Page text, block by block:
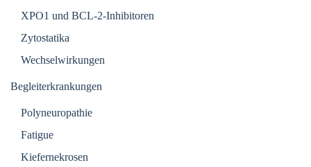
XPO1 und BCL-2-Inhibitoren
Zytostatika
Wechselwirkungen
Begleiterkrankungen
Polyneuropathie
Fatigue
Kiefernekrosen